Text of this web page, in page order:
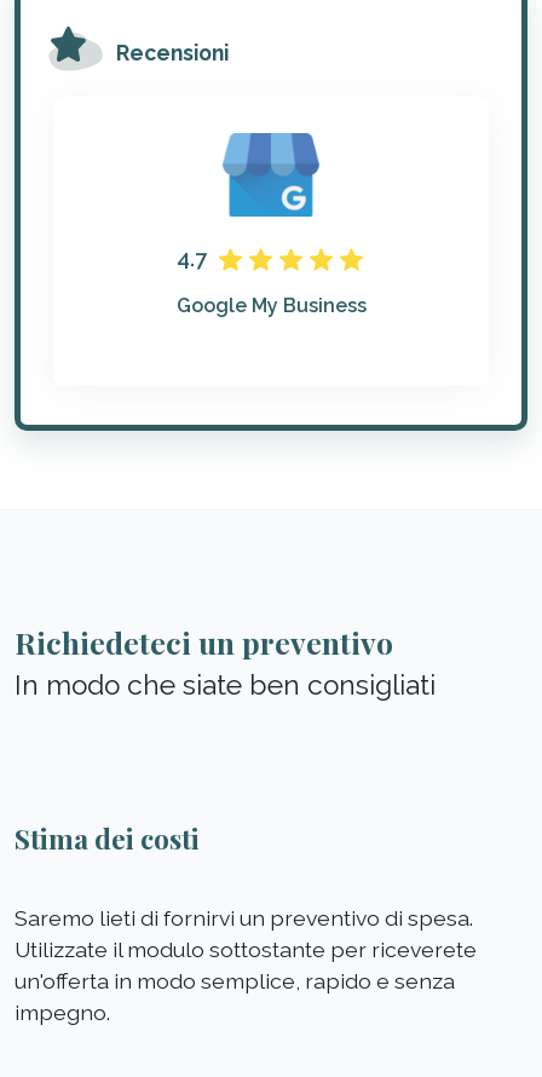
Recensioni
4.7
Google My Business
Richiedeteci un preventivo
In modo che siate ben consigliati
Stima dei costi
Saremo lieti di fornirvi un preventivo di spesa.
Utilizzate il modulo sottostante per riceverete
un'offerta in modo semplice, rapido e senza
impegno.